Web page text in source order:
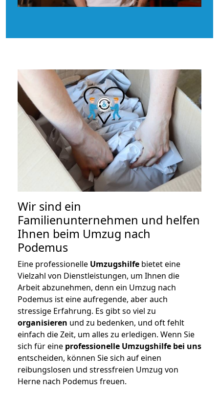
Wir sind ein
Familienunternehmen und helfen
Ihnen beim Umzug nach
Podemus
Eine professionelle Umzugshilfe bietet eine
Vielzahl von Dienstleistungen, um Ihnen die
Arbeit abzunehmen, denn ein Umzug nach
Podemus ist eine aufregende, aber auch
stressige Erfahrung. Es gibt so viel zu
organisieren und zu bedenken, und oft fehlt
einfach die Zeit, um alles zu erledigen. Wenn Sie
sich für eine professionelle Umzugshilfe bei uns
entscheiden, können Sie sich auf einen
reibungslosen und stressfreien Umzug von
Herne nach Podemus freuen.